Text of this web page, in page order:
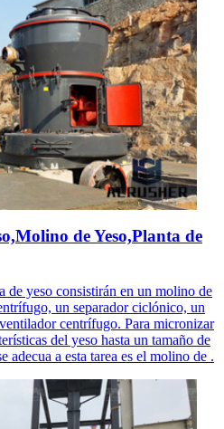
de Yeso,Planta de
de yeso consistirán en un molino de
un separador ciclónico, un
centrífugo. Para micronizar
del yeso hasta un tamaño de
adecua a esta tarea es el molino de .